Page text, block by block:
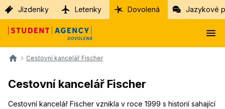
Jízdenky Letenky Dovolená Jazykové
Cestovní kancelář Fischer
Cestovní kancelář Fischer
Cestovní kancelář Fischer vznikla v roce 1999 s historií sahající